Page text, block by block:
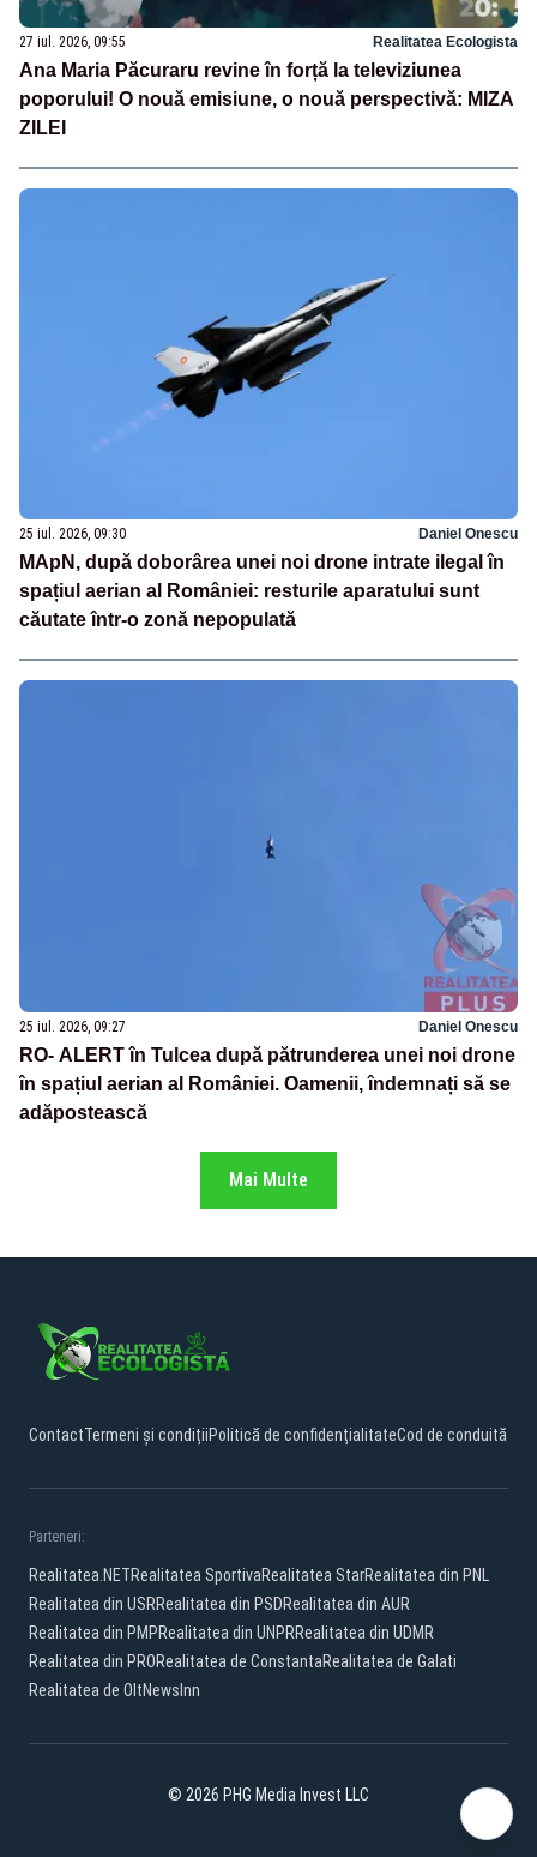
27 iul. 2026, 09:55 Realitatea Ecologista
Ana Maria Păcuraru revine în forță la televiziunea
poporului! O nouă emisiune, o nouă perspectivă: MIZA
ZILEI
25 iul. 2026, 09:30 Daniel Onescu
MApN, după doborârea unei noi drone intrate ilegal în
spațiul aerian al României: resturile aparatului sunt
căutate într-o zonă nepopulată
25 iul. 2026, 09:27 Daniel Onescu
RO- ALERT în Tulcea după pătrunderea unei noi drone
în spațiul aerian al României. Oamenii, îndemnați să se
adăpostească
Mai Multe
ContactTermeni și condițiiPolitică de confidențialitateCod de conduită
Parteneri:
Realitatea.NETRealitatea SportivaRealitatea StarRealitatea din PNL
Realitatea din USRRealitatea din PSDRealitatea din AUR
Realitatea din PMPRealitatea din UNPRRealitatea din UDMR
Realitatea din PRORealitatea de ConstantaRealitatea de Galati
Realitatea de OltNewsInn
© 2026 PHG Media Invest LLC